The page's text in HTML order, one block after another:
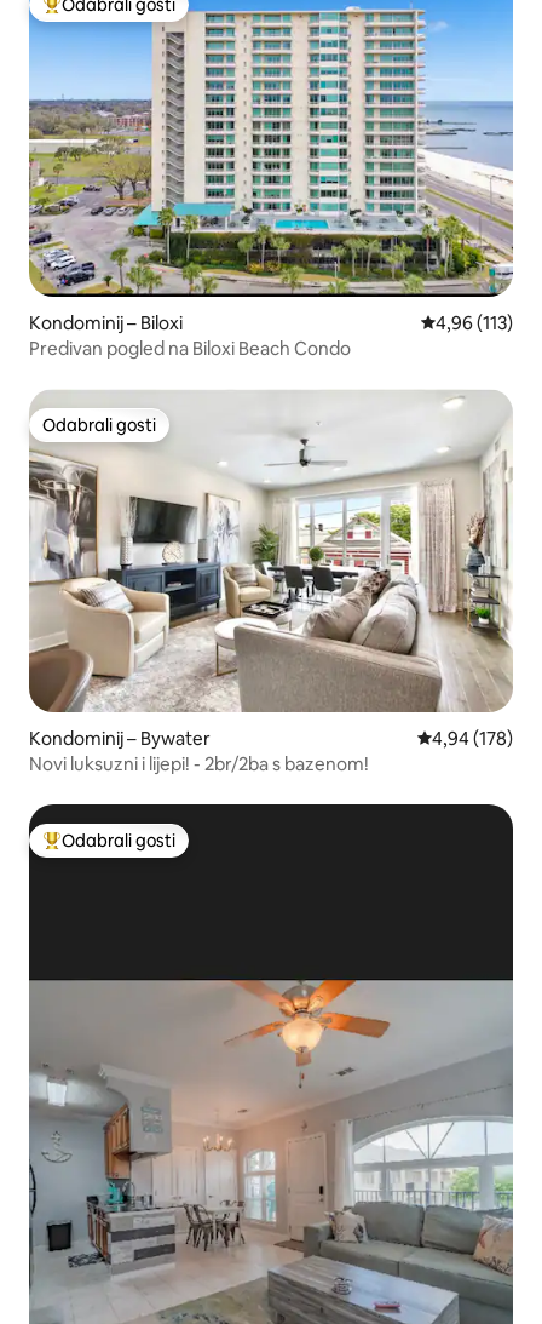
Među najviše rangiranima s oznakom „Odabrali gosti”
Odabrali gosti
Kondominij – Biloxi Prosječna
4,96 (113)
Predivan pogled na Biloxi Beach Condo
Odabrali gosti
Odabrali gosti
Kondominij – Bywater Prosječna
4,94 (178)
Novi luksuzni i lijepi! - 2br/2ba s bazenom!
Među najviše rangiranima s oznakom „Odabrali gosti”
Odabrali gosti